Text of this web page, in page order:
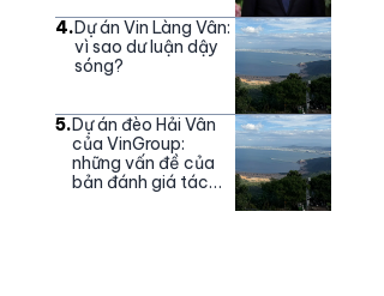
4.Dự án Vin Làng Vân:
vì sao dư luận dậy
sóng?
5.Dự án đèo Hải Vân
của VinGroup:
những vấn đề của
bản đánh giá tác